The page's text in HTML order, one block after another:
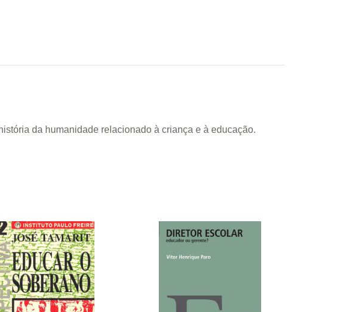
da humanidade relacionado à criança e à educação.